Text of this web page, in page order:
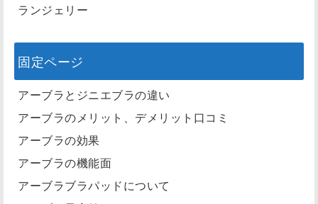
ランジェリー
固定ページ
アーブラとジニエブラの違い
アーブラのメリット、デメリット口コミ
アーブラの効果
アーブラの機能面
アーブラブラパッドについて